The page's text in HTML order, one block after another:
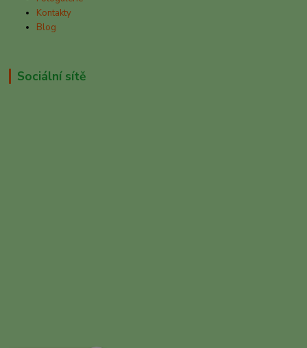
Kontakty
Blog
Sociální sítě